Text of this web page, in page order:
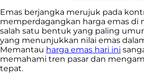
Emas berjangka merujuk pada
memperdagangkan harga emas di
salah satu bentuk yang paling
yang menunjukkan nilai emas
Memantau harga emas hari ini
memahami tren pasar dan
tepat.